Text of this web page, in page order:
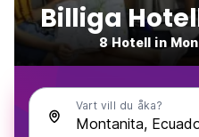
Billiga
8 Hotell in
Vart vill du åka?